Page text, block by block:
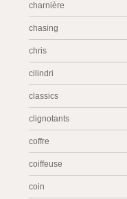
charnière
chasing
chris
cilindri
classics
clignotants
coffre
coiffeuse
coin